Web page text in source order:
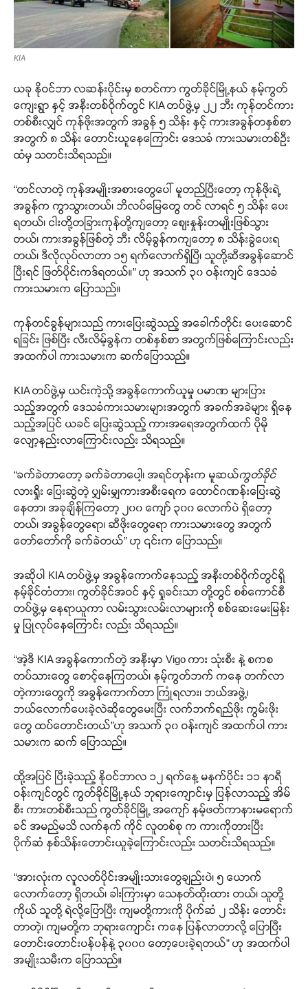
KIA
ယခု နိုဝင်ဘာ လဆန်းပိုင်းမှ စတင်ကာ ကွတ်ခိုင်မြို့နယ် နမ့်ကွတ်
ကျေးရွာ နှင့် အနီးတစ်ဝိုက်တွင် KIA တပ်ဖွဲ့မှ ၂၂ ဘီး ကုန်တင်ကား
တစ်စီးလျှင် ကုန်ဖိုးအတွက် အခွန် ၅ သိန်း နှင့် ကားအခွန်တနှစ်စာ
အတွက် ၈ သိန်း တောင်းယူနေကြောင်း ဒေသခံ ကားသမားတစ်ဦး
ထံမှ သတင်းသိရသည်။
“တင်လာတဲ့ ကုန်အမျိုးအစားတွေပေါ် မူတည်ပြီးတော့ ကုန်ဖိုးရဲ့
အခွန်က ကွာသွားတယ်၊ ဘိလပ်မြေတွေ တင် လာရင် ၅ သိန်း ပေး
ရတယ်၊ ငါးတို့တခြားကုန်တို့ကျတော့ ဈေးနှုန်းတမျိုးဖြစ်သွား
တယ်၊ ကားအခွန်ဖြစ်တဲ့ ဘီး လိမ့်ခွန်ကကျတော့ ၈ သိန်းခွဲပေးရ
တယ်၊ ဒီလိုလုပ်လာတာ ၁၅ ရက်လောက်ရှိပြီ၊ သူတို့ဆီအခွန်ဆောင်
ပြီးရင် ဖြတ်ပိုင်းကဒ်ရတယ်။” ဟု အသက် ၃၀ ဝန်းကျင် ဒေသခံ
ကားသမားက ပြောသည်။
ကုန်တင်ခွန်များသည် ကားပြေးဆွဲသည့် အခေါက်တိုင်း ပေးဆောင်
ရခြင်း ဖြစ်ပြီး လီးလိမ့်ခွန်က တစ်နှစ်စာ အတွက်ဖြစ်ကြောင်းလည်း
အထက်ပါ ကားသမားက ဆက်ပြောသည်။
KIA တပ်ဖွဲ့မှ ယင်းကဲ့သို့ အခွန်ကောက်ယူမှု ပမာဏ များပြား
သည့်အတွက် ဒေသခံကားသမားများအတွက် အခက်အခဲများ ရှိနေ
သည့်အပြင် ယခင် ပြေးဆွဲသည့် ကားအရေအတွက်ထက် ပိုမို
လျော့နည်းလာကြောင်းလည်း သိရသည်။
“ခက်ခဲတာတော့ ခက်ခဲတာပေါ့၊ အရင်တုန်းက မူဆယ်ကွတ်ခိုင်
လားရှိုး ပြေးဆွဲတဲ့ ပျှမ်းမျှကားအစီးရေက ထောင်ဂဏန်းပြေးဆွဲ
နေတာ၊ အခုချိန်ကြတော့ ၂၀၀ ကျော် ၃၀၀ လောက်ပဲ ရှိတော့
တယ်၊ အခွန်တွေရော၊ ဆီဖိုးတွေရော ကားသမားတွေ အတွက်
တော်တော်ကို ခက်ခဲတယ်” ဟု ၎င်းက ပြောသည်။
အဆိုပါ KIA တပ်ဖွဲ့မှ အခွန်ကောက်နေသည့် အနီးတစ်ဝိုက်တွင်ရှိ
နမ့်ခိုင်တံတား၊ ကွတ်ခိုင်အဝင် နှင့် ရှုခင်းသာ တို့တွင် စစ်ကောင်စီ
တပ်ဖွဲ့မှ နေရာယူကာ လမ်းသွားလမ်းလာများကို စစ်ဆေးမေးမြန်း
မှု ပြုလုပ်နေကြောင်း လည်း သိရသည်။
“အဲ့ဒီ KIA အခွန်ကောက်တဲ့ အနီးမှာ Vigo ကား သုံးစီး နဲ့ စကစ
တပ်သားတွေ စောင့်နေကြတယ်၊ နမ့်ကွတ်ဘက် ကနေ တက်လာ
တဲ့ကားတွေကို အခွန်ကောက်တာ ကြုံရလား၊ ဘယ်အဖွဲ့၊
ဘယ်လောက်ပေးခဲ့လဲဆိုတွေမေးပြီး လက်ဘက်ရည်ဖိုး ကွမ်းဖိုး
တွေ ထပ်တောင်းတယ်”ဟု အသက် ၃၀ ဝန်းကျင် အထက်ပါ ကား
သမားက ဆက် ပြောသည်။
ထို့အပြင် ပြီးခဲ့သည့် နိုဝင်ဘာလ ၁၂ ရက်နေ့ မနက်ပိုင်း ၁၁ နာရီ
ဝန်းကျင်တွင် ကွတ်ခိုင်မြို့နယ် ဘုရားကျောင်းမှ ပြန်လာသည့် အိမ်
စီး ကားတစ်စီးသည် ကွတ်ခိုင်မြို့ အကျော် နမ့်ဖတ်ကာနားမရောက်
ခင် အမည်မသိ လက်နက် ကိုင် လူတစ်စု က ကားကိုတားပြီး
ပိုက်ဆံ နှစ်သိန်းတောင်းယူခဲ့ကြောင်းလည်း သတင်းသိရသည်။
“အားလုံးက လူလတ်ပိုင်းအမျိုးသားတွေချည်းပဲ၊ ၅ ယောက်
လောက်တော့ ရှိတယ်၊ ခါးကြားမှာ သေနတ်ထိုးထား တယ်၊ သူတို့
ကိုယ် သူတို့ ရဲလို့ပြောပြီး ကျမတို့ကားကို ပိုက်ဆံ ၂ သိန်း တောင်း
တာတဲ့၊ ကျမတို့က ဘုရားကျောင်း ကနေ ပြန်လာတာလို့ ပြောပြီး
တောင်းတောင်းပန်ပန်နဲ့ ၃၀၀၀ တော့ပေးခဲ့ရတယ်” ဟု အထက်ပါ
အမျိုးသမီးက ပြောသည်။